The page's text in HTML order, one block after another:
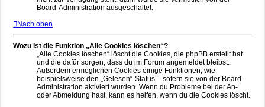
Board-Administration ausgeschaltet.
Nach oben
Wozu ist die Funktion „Alle Cookies löschen“?
„Alle Cookies löschen“ löscht die Cookies, die phpBB erstellt hat
und die dafür sorgen, dass du im Forum angemeldet bleibst.
Außerdem ermöglichen Cookies einige Funktionen, wie
beispielsweise den „Gelesen“-Status – sofern sie von der Board-
Administration aktiviert wurden. Wenn du Probleme bei der An-
oder Abmeldung hast, kann es helfen, wenn du die Cookies löscht.